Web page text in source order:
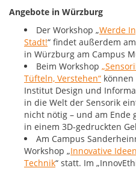
Angebote in Würzburg
Der Workshop „Werde
Stadt!“ findet außerdem
in Würzburg am Campus
Beim Workshop
Tüfteln, Verstehen“ können
Institut Design und
in die Welt der Sensorik
nicht nötig – und am Ende
in einem 3D-gedruckten
Am Campus
Workshop „Innovative
Technik“ statt. Im